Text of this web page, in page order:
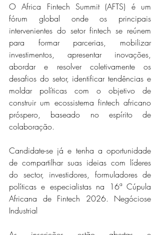
O Africa Fintech Summit (AFTS) é um
fórum global onde os principais
intervenientes do setor fintech se reúnem
para formar parcerias, mobilizar
investimentos, apresentar inovações,
abordar e resolver coletivamente os
desafios do setor, identificar tendências e
moldar políticas com o objetivo de
construir um ecossistema fintech africano
próspero, baseado no espírito de
colaboração.
Candidate-se já e tenha a oportunidade
de compartilhar suas ideias com líderes
do sector, investidores, formuladores de
políticas e especialistas na 16ª Cúpula
Africana de Fintech 2026. Negóciose
Industrial